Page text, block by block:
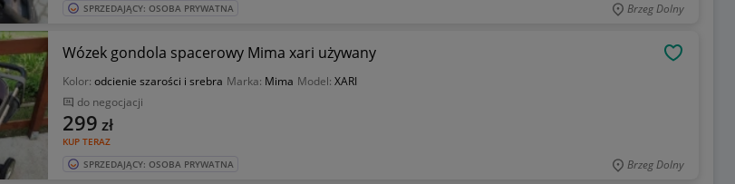
SPRZEDAJĄCY: OSOBA PRYWATNA Brzeg Dolny
Wózek gondola spacerowy Mima xari używany
Kolor: odcienie szarości i srebra Marka: Mima Model: XARI
do negocjacji
KUP TERAZ
299 zł
SPRZEDAJĄCY: OSOBA PRYWATNA Brzeg Dolny